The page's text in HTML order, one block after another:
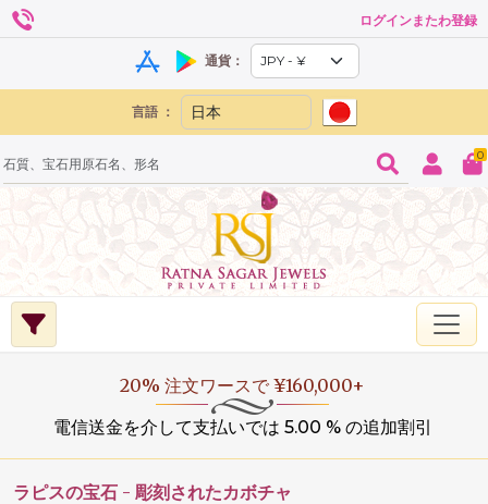
ログインまたわ登録
通貨：
言語 ：
0
20% 注文ワースで ¥160,000+
電信送金を介して支払いでは 5.00 % の追加割引
ラピスの宝石 - 彫刻されたカボチャ